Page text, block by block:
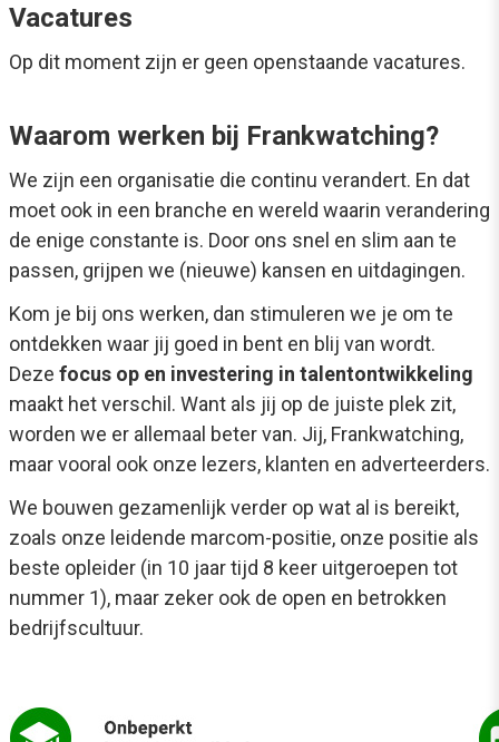
Vacatures
Op dit moment zijn er geen openstaande vacatures.
Waarom werken bij Frankwatching?
We zijn een organisatie die continu verandert. En dat
moet ook in een branche en wereld waarin verandering
de enige constante is. Door ons snel en slim aan te
passen, grijpen we (nieuwe) kansen en uitdagingen.
Kom je bij ons werken, dan stimuleren we je om te
ontdekken waar jij goed in bent en blij van wordt.
Deze focus op en investering in talentontwikkeling
maakt het verschil. Want als jij op de juiste plek zit,
worden we er allemaal beter van. Jij, Frankwatching,
maar vooral ook onze lezers, klanten en adverteerders.
We bouwen gezamenlijk verder op wat al is bereikt,
zoals onze leidende marcom-positie, onze positie als
beste opleider (in 10 jaar tijd 8 keer uitgeroepen tot
nummer 1), maar zeker ook de open en betrokken
bedrijfscultuur.